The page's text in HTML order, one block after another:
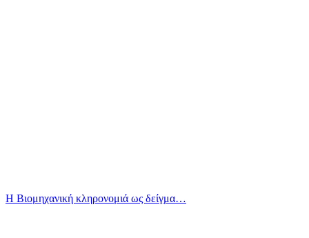
Η Βιομηχανική κληρονομιά ως δείγμα…